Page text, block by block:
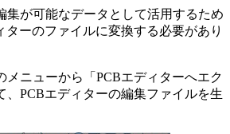
集が可能なデータとして活用するため
ターのファイルに変換する必要があり
メニューから
「PCBエディターへエク
、PCBエディターの編集ファイルを生